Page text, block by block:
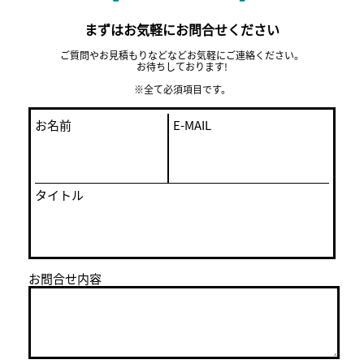
まずはお気軽にお問合せください
ご質問やお見積もりなどなどお気軽にご連絡ください。
お待ちしております!
※全て必須項目です。
お名前 E-MAIL
タイトル
お問合せ内容